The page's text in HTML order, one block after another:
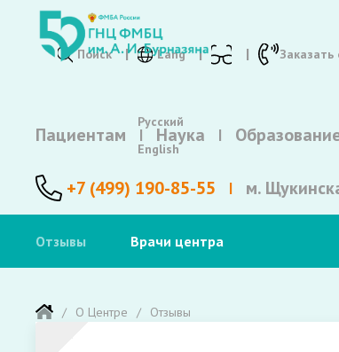
Поиск Lang
Русский
English
Пациентам Наука
+7 (499) 190-85-55 м.
Отзывы Врачи центра
О Центре Отзывы